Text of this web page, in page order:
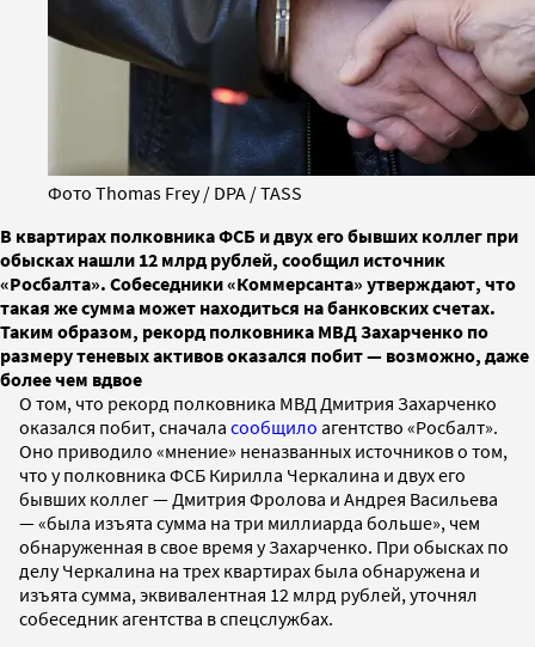
Фото Thomas Frey / DPA / TASS
В квартирах полковника ФСБ и двух его бывших коллег при
обысках нашли 12 млрд рублей, сообщил источник
«Росбалта». Собеседники «Коммерсанта» утверждают, что
такая же сумма может находиться на банковских счетах.
Таким образом, рекорд полковника МВД Захарченко по
размеру теневых активов оказался побит — возможно, даже
более чем вдвое
О том, что рекорд полковника МВД Дмитрия Захарченко
оказался побит, сначала сообщило агентство «Росбалт».
Оно приводило «мнение» неназванных источников о том,
что у полковника ФСБ Кирилла Черкалина и двух его
бывших коллег — Дмитрия Фролова и Андрея Васильева
— «была изъята сумма на три миллиарда больше», чем
обнаруженная в свое время у Захарченко. При обысках по
делу Черкалина на трех квартирах была обнаружена и
изъята сумма, эквивалентная 12 млрд рублей, уточнял
собеседник агентства в спецслужбах.